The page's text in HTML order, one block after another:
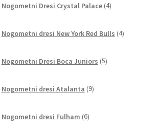
Nogometni Dresi Crystal Palace 4izdelki
Nogometni dresi New York Red Bulls 4izdelki
Nogometni Dresi Boca Juniors 5izdelkov
Nogometni dresi Atalanta 9izdelkov
Nogometni dresi Fulham 6izdelkov